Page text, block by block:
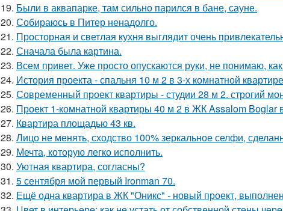
19. Были в аквапарке, там сильно парился в бане, сауне.
20. Собираюсь в Питер ненадолго.
21. Просторная и светлая кухня выглядит очень
22. Сначала была картина.
23. Всем привет. Уже просто опускаются руки, не понимаю,
24. История проекта - спальня 10 м 2 в 3-х комнатной
25. Современный проект квартиры - студии 28 м 2. строгий
26. Проект 1-комнатной квартиры 40 м 2 в ЖК Assalom Boglar
27. Квартира площадью 43 кв.
28. Лицо не менять, сходство 100% зеркальное селфи,
29. Мечта, которую легко исполнить.
30. Уютная квартира, согласны?
31. 5 сентября мой первый Ironman 70.
32. Ещё одна квартира в ЖК "Оникс" - новый проект,